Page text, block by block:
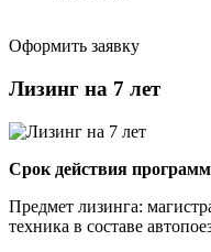
Оформить заявку
Лизинг на 7 лет
Срок действия
Предмет лизинга:
техника в составе